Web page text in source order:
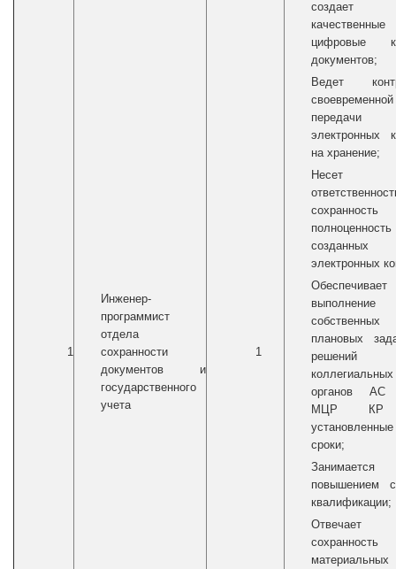
1
Инженер-
программист
отдела
сохранности
документов и
государственного
учета
1
создает
качественные
цифровые
документов;
Ведет
своевременной
передачи
электронных
на хранение;
Несет
полноценность
созданных
электронных
Обеспечивает
выполнение
собственных
плановых
решений
коллегиальных
органов АС
МЦР
установленные
сроки;
Занимается
повышением
квалификации;
сохранность
материальных